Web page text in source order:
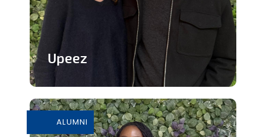
Upeez
grillons
En savoir plus
ALUMNI